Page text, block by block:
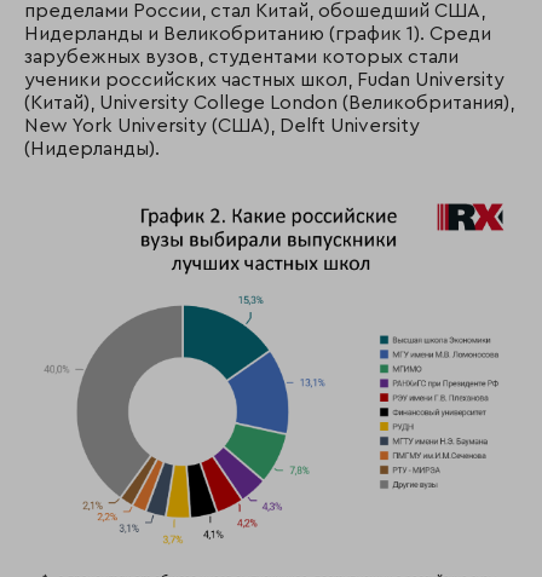
пределами России, стал Китай, обошедший США,
Нидерланды и Великобританию (график 1). Среди
зарубежных вузов, студентами которых стали
ученики российских частных школ, Fudan University
(Китай), University College London (Великобритания),
New York University (США), Delft University
(Нидерланды).